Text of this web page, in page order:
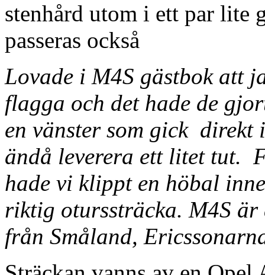
stenhård utom i ett par lite
passeras också
Lovade i M4S gästbok att
flagga och det hade de
en vänster som gick direkt
ändå leverera ett litet tut.
hade vi klippt en höbal
riktig oturssträcka. M4S
från Småland,